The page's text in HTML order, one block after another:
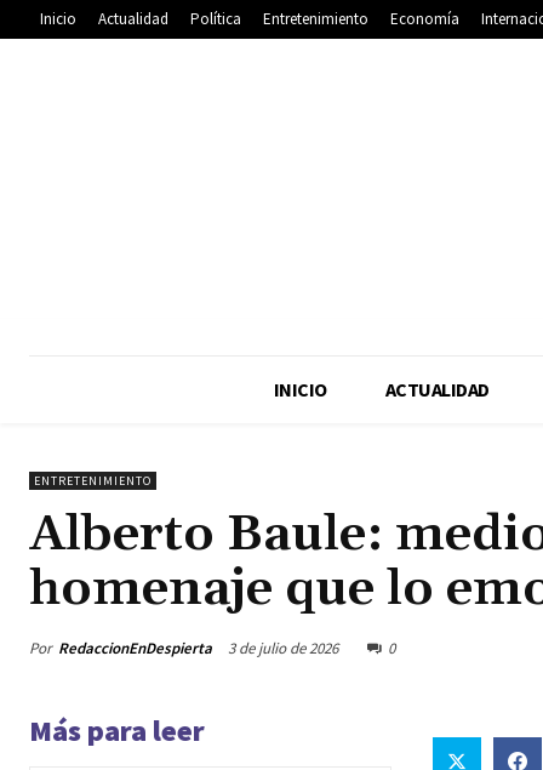
Inicio Actualidad Política Entretenimiento Economía
INICIO ACTUALIDAD
ENTRETENIMIENTO
Alberto Baule:
homenaje que lo
Por RedaccionEnDespierta 3 de julio de 2026 0
Más para leer